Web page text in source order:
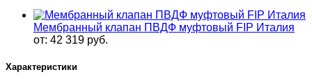
Мембранный клапан ПВДФ муфтовый FIP Италия
от: 42 319 руб.
Характеристики